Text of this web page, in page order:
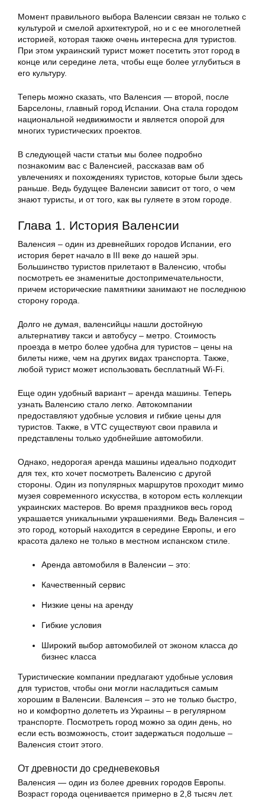
Момент правильного выбора Валенсии связан не только с
культурой и смелой архитектурой, но и с ее многолетней
историей, которая также очень интересна для туристов.
При этом украинский турист может посетить этот город в
конце или середине лета, чтобы еще более углубиться в
его культуру.
Теперь можно сказать, что Валенсия — второй, после
Барселоны, главный город Испании. Она стала городом
национальной недвижимости и является опорой для
многих туристических проектов.
В следующей части статьи мы более подробно
познакомим вас с Валенсией, рассказав вам об
увлечениях и похождениях туристов, которые были здесь
раньше. Ведь будущее Валенсии зависит от того, о чем
знают туристы, и от того, как вы гуляете в этом городе.
Глава 1. История Валенсии
Валенсия – один из древнейших городов Испании, его
история берет начало в III веке до нашей эры.
Большинство туристов прилетают в Валенсию, чтобы
посмотреть ее знаменитые достопримечательности,
причем исторические памятники занимают не последнюю
сторону города.
Долго не думая, валенсийцы нашли достойную
альтернативу такси и автобусу – метро. Стоимость
проезда в метро более удобна для туристов – цены на
билеты ниже, чем на других видах транспорта. Также,
любой турист может использовать бесплатный Wi-Fi.
Еще один удобный вариант – аренда машины. Теперь
узнать Валенсию стало легко. Автокомпании
предоставляют удобные условия и гибкие цены для
туристов. Также, в VTC существуют свои правила и
представлены только удобнейшие автомобили.
Однако, недорогая аренда машины идеально подходит
для тех, кто хочет посмотреть Валенсию с другой
стороны. Один из популярных маршрутов проходит мимо
музея современного искусства, в котором есть коллекции
украинских мастеров. Во время праздников весь город
украшается уникальными украшениями. Ведь Валенсия –
это город, который находится в середине Европы, и его
красота далеко не только в местном испанском стиле.
Аренда автомобиля в Валенсии – это:
Качественный сервис
Низкие цены на аренду
Гибкие условия
Широкий выбор автомобилей от эконом класса до
бизнес класса
Туристические компании предлагают удобные условия
для туристов, чтобы они могли насладиться самым
хорошим в Валенсии. Валенсия – это не только быстро,
но и комфортно долететь из Украины – в регулярном
транспорте. Посмотреть город можно за один день, но
если есть возможность, стоит задержаться подольше –
Валенсия стоит этого.
От древности до средневековья
Валенсия — один из более древних городов Европы.
Возраст города оценивается примерно в 2,8 тысяч лет.